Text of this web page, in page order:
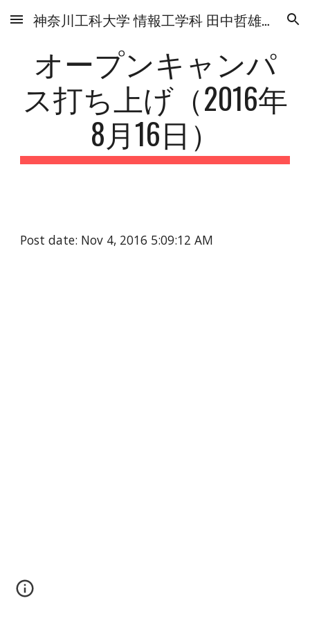
Skip to main content Skip to navigation
神奈川工科大学 情報工学科 田中哲雄研究室
オープンキャンパ
ス打ち上げ（2016年
8月16日）
Post date: Nov 4, 2016 5:09:12 AM